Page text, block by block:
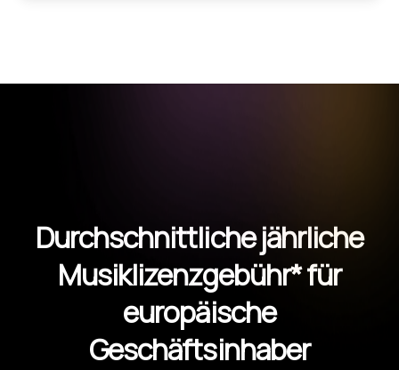
Durchschnittliche jährliche
Musiklizenzgebühr* für
europäische
Geschäftsinhaber